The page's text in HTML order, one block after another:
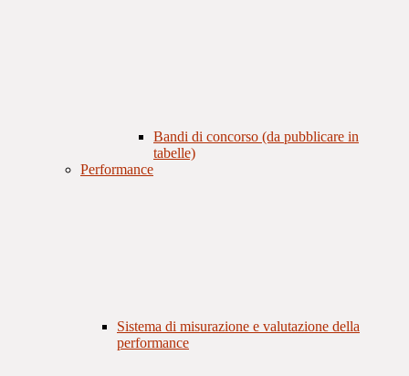
Bandi di concorso (da pubblicare in
tabelle)
Performance
Sistema di misurazione e valutazione della
performance